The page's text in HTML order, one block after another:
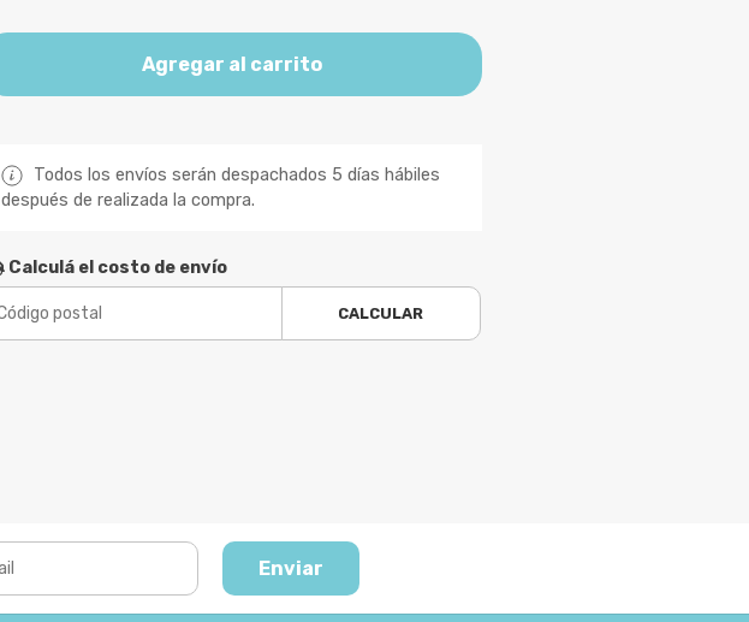
Agregar al carrito
Todos los envíos serán despachados 5 días hábiles
después de realizada la compra.
Calculá el costo de envío
CALCULAR
Enviar